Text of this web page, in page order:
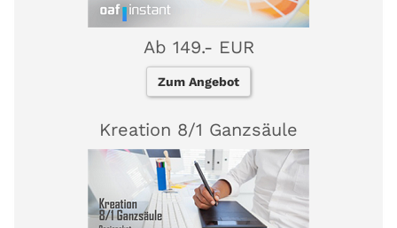
Ab 149.- EUR
Zum Angebot
Kreation 8/1 Ganzsäule